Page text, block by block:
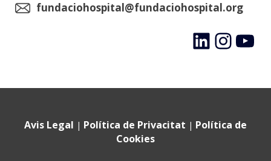
fundaciohospital@fundaciohospital.org
LinkedInInstagram
YouTube
Avis Legal | Política de Privacitat | Política de
Cookies